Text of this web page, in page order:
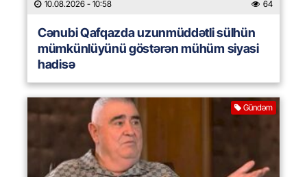
10.08.2026 - 10:58 64
Cənubi Qafqazda uzunmüddətli sülhün
mümkünlüyünü göstərən mühüm siyasi
hadisə
Gündəm